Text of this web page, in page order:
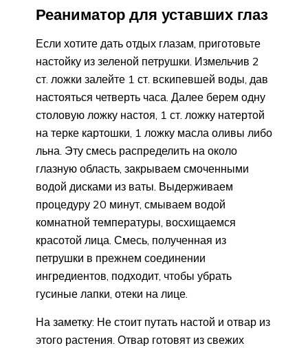
Реаниматор для уставших глаз
Если хотите дать отдых глазам, приготовьте
настойку из зеленой петрушки. Измельчив 2
ст. ложки залейте 1 ст. вскипевшей воды, дав
настояться четверть часа. Далее берем одну
столовую ложку настоя, 1 ст. ложку натертой
на терке картошки, 1 ложку масла оливы либо
льна. Эту смесь распределить на около
глазную область, закрываем смоченными
водой дисками из ваты. Выдерживаем
процедуру 20 минут, смываем водой
комнатной температуры, восхищаемся
красотой лица. Смесь, полученная из
петрушки в прежнем соединении
ингредиентов, подходит, чтобы убрать
гусиные лапки, отеки на лице.
На заметку: Не стоит путать настой и отвар из
этого растения. Отвар готовят из свежих